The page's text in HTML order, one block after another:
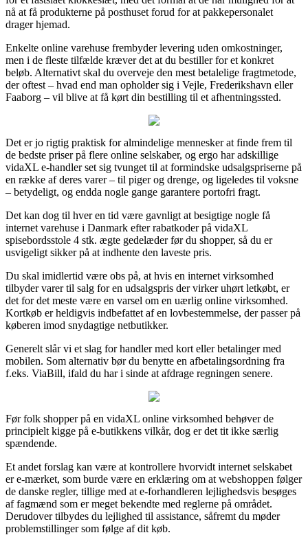
nå at få produkterne på posthuset forud for at pakkepersonalet
drager hjemad.
Enkelte online varehuse frembyder levering uden omkostninger,
men i de fleste tilfælde kræver det at du bestiller for et konkret
beløb. Alternativt skal du overveje den mest betalelige fragtmetode,
der oftest – hvad end man opholder sig i Vejle, Frederikshavn eller
Faaborg – vil blive at få kørt din bestilling til et afhentningssted.
Det er jo rigtig praktisk for almindelige mennesker at finde frem til
de bedste priser på flere online selskaber, og ergo har adskillige
vidaXL e-handler set sig tvunget til at formindske udsalgspriserne på
en række af deres varer – til piger og drenge, og ligeledes til voksne
– betydeligt, og endda nogle gange garantere portofri fragt.
Det kan dog til hver en tid være gavnligt at besigtige nogle få
internet varehuse i Danmark efter rabatkoder på vidaXL
spisebordsstole 4 stk. ægte gedelæder før du shopper, så du er
usvigeligt sikker på at indhente den laveste pris.
Du skal imidlertid være obs på, at hvis en internet virksomhed
tilbyder varer til salg for en udsalgspris der virker uhørt letkøbt, er
det for det meste være en varsel om en uærlig online virksomhed.
Kortkøb er heldigvis indbefattet af en lovbestemmelse, der passer på
køberen imod snydagtige netbutikker.
Generelt slår vi et slag for handler med kort eller betalinger med
mobilen. Som alternativ bør du benytte en afbetalingsordning fra
f.eks. ViaBill, ifald du har i sinde at afdrage regningen senere.
Før folk shopper på en vidaXL online virksomhed behøver de
principielt kigge på e-butikkens vilkår, dog er det tit ikke særlig
spændende.
Et andet forslag kan være at kontrollere hvorvidt internet selskabet
er e-mærket, som burde være en erklæring om at webshoppen følger
de danske regler, tillige med at e-forhandleren lejlighedsvis besøges
af fagmænd som er meget bekendte med reglerne på området.
Derudover tilbydes du lejlighed til assistance, såfremt du møder
problemstillinger som følge af dit køb.